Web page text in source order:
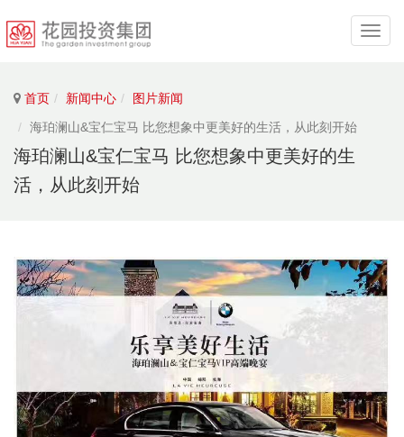
导
首页 新闻中心
图片新闻
海珀澜山&宝仁宝马 比您想象中更美好的生活，从此刻开始
海珀澜山&宝仁宝马 比您想象中更美好的生
活，从此刻开始